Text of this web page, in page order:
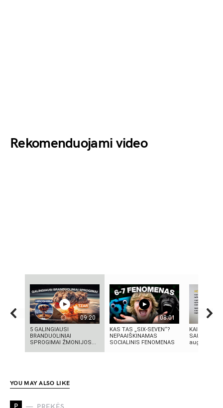
Rekomenduojami video
09:20
5 GALINGIAUSI
BRANDUOLINIAI
SPROGIMAI ŽMONIJOS...
08:01
KAS TAS „SIX-SEVEN“?
NEPAAIŠKINAMAS
SOCIALINIS FENOMENAS
KAIP
SAU: 7
augimo
YOU MAY ALSO LIKE